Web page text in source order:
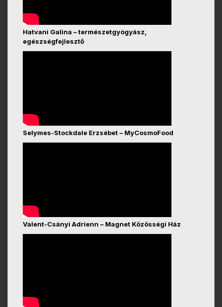
Hatvani Galina – természetgyógyász,
egészségfejlesztő
Selymes-Stockdale Erzsébet – MyCosmoFood
Valent-Csányi Adrienn – Magnet Közösségi Ház